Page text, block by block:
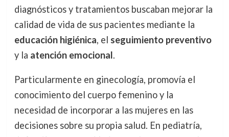
diagnósticos y tratamientos buscaban mejorar la
calidad de vida de sus pacientes mediante la
educación higiénica, el seguimiento preventivo
y la atención emocional.
Particularmente en ginecología, promovía el
conocimiento del cuerpo femenino y la
necesidad de incorporar a las mujeres en las
decisiones sobre su propia salud. En pediatría,